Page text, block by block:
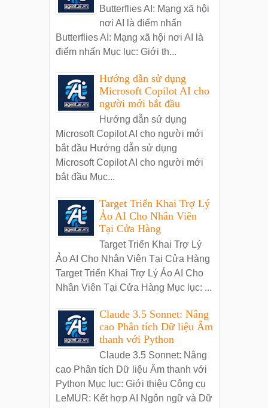
Butterflies AI: Mạng xã hội
nơi AI là điểm nhấn
Butterflies AI: Mạng xã hội nơi AI là
điểm nhấn Mục lục: Giới th...
Hướng dẫn sử dụng
Microsoft Copilot AI cho
người mới bắt đầu
Hướng dẫn sử dụng
Microsoft Copilot AI cho người mới
bắt đầu Hướng dẫn sử dụng
Microsoft Copilot AI cho người mới
bắt đầu Mục...
Target Triển Khai Trợ Lý
Ảo AI Cho Nhân Viên
Tại Cửa Hàng
Target Triển Khai Trợ Lý
Ảo AI Cho Nhân Viên Tại Cửa Hàng
Target Triển Khai Trợ Lý Ảo AI Cho
Nhân Viên Tại Cửa Hàng Mục lục: ...
Claude 3.5 Sonnet: Nâng
cao Phân tích Dữ liệu Âm
thanh với Python
Claude 3.5 Sonnet: Nâng
cao Phân tích Dữ liệu Âm thanh với
Python Mục lục: Giới thiệu Công cụ
LeMUR: Kết hợp AI Ngôn ngữ và Dữ